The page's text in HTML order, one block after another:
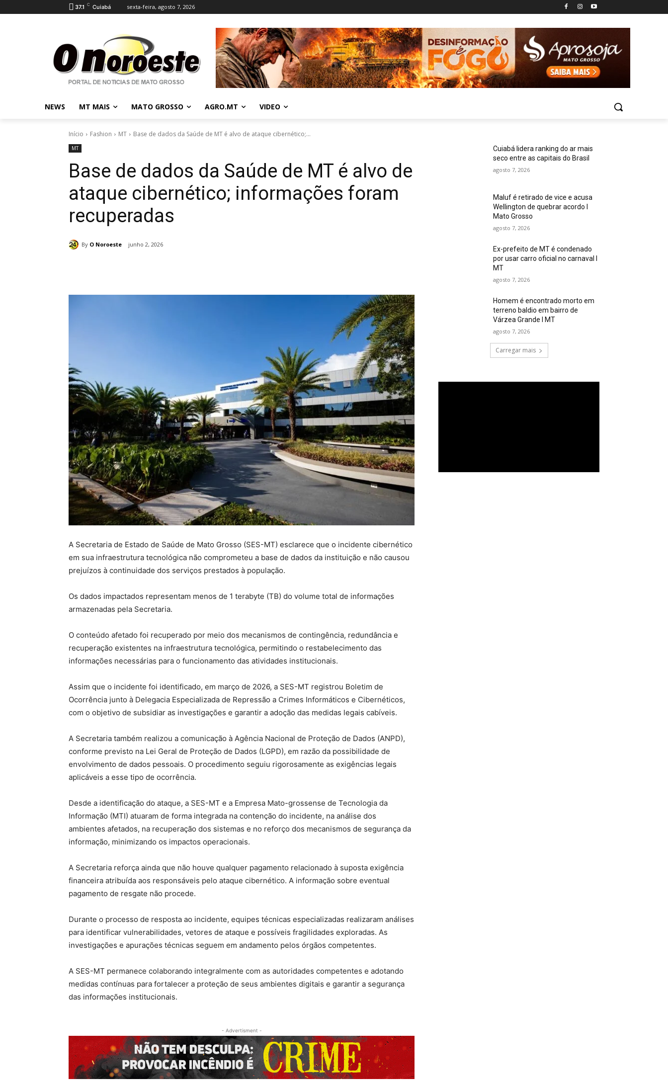
37.1 C Cuiabá sexta-feira, agosto 7, 2026
NEWS MT MAIS MATO GROSSO AGRO.MT VIDEO
Início Fashion MT Base de dados da Saúde de MT é alvo de ataque cibernético;...
MT
Base de dados da Saúde de MT é alvo de
ataque cibernético; informações foram
recuperadas
By O Noroeste junho 2, 2026
A Secretaria de Estado de Saúde de Mato Grosso (SES-MT) esclarece que o incidente cibernético
em sua infraestrutura tecnológica não comprometeu a base de dados da instituição e não causou
prejuízos à continuidade dos serviços prestados à população.
Os dados impactados representam menos de 1 terabyte (TB) do volume total de informações
armazenadas pela Secretaria.
O conteúdo afetado foi recuperado por meio dos mecanismos de contingência, redundância e
recuperação existentes na infraestrutura tecnológica, permitindo o restabelecimento das
informações necessárias para o funcionamento das atividades institucionais.
Assim que o incidente foi identificado, em março de 2026, a SES-MT registrou Boletim de
Ocorrência junto à Delegacia Especializada de Repressão a Crimes Informáticos e Cibernéticos,
com o objetivo de subsidiar as investigações e garantir a adoção das medidas legais cabíveis.
A Secretaria também realizou a comunicação à Agência Nacional de Proteção de Dados (ANPD),
conforme previsto na Lei Geral de Proteção de Dados (LGPD), em razão da possibilidade de
envolvimento de dados pessoais. O procedimento seguiu rigorosamente as exigências legais
aplicáveis a esse tipo de ocorrência.
Desde a identificação do ataque, a SES-MT e a Empresa Mato-grossense de Tecnologia da
Informação (MTI) atuaram de forma integrada na contenção do incidente, na análise dos
ambientes afetados, na recuperação dos sistemas e no reforço dos mecanismos de segurança da
informação, minimizando os impactos operacionais.
A Secretaria reforça ainda que não houve qualquer pagamento relacionado à suposta exigência
financeira atribuída aos responsáveis pelo ataque cibernético. A informação sobre eventual
pagamento de resgate não procede.
Durante o processo de resposta ao incidente, equipes técnicas especializadas realizaram análises
para identificar vulnerabilidades, vetores de ataque e possíveis fragilidades exploradas. As
investigações e apurações técnicas seguem em andamento pelos órgãos competentes.
A SES-MT permanece colaborando integralmente com as autoridades competentes e adotando
medidas contínuas para fortalecer a proteção de seus ambientes digitais e garantir a segurança
das informações institucionais.
- Advertisment -
Cuiabá lidera ranking do ar mais
seco entre as capitais do Brasil
agosto 7, 2026
Maluf é retirado de vice e acusa
Wellington de quebrar acordo I
Mato Grosso
agosto 7, 2026
Ex-prefeito de MT é condenado
por usar carro oficial no carnaval I
MT
agosto 7, 2026
Homem é encontrado morto em
terreno baldio em bairro de
Várzea Grande I MT
agosto 7, 2026
Carregar mais